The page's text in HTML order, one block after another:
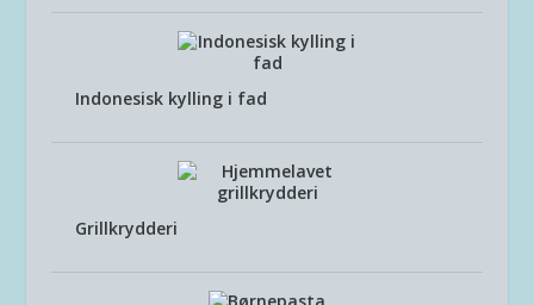
Indonesisk kylling i fad
Grillkrydderi